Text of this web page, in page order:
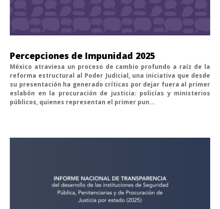
Percepciones de Impunidad 2025
México atraviesa un proceso de cambio profundo a raíz de la
reforma estructural al Poder Judicial, una iniciativa que desde
su presentación ha generado críticas por dejar fuera al primer
eslabón en la procuración de justicia: policías y ministerios
públicos, quienes representan el primer pun...